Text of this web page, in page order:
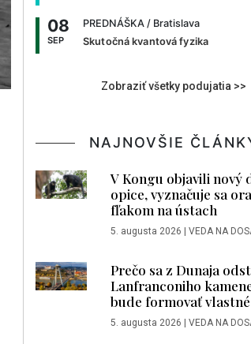
08
SEP
PREDNÁŠKA / Bratislava
Skutočná kvantová fyzika
Zobraziť všetky podujatia >>
NAJNOVŠIE
V Kongu objavili nový
opice, vyznačuje sa
fľakom na ústach
5. augusta 2026 | VEDA NA
Prečo sa z Dunaja
Lanfranconiho
bude formovať
5. augusta 2026 | VEDA NA